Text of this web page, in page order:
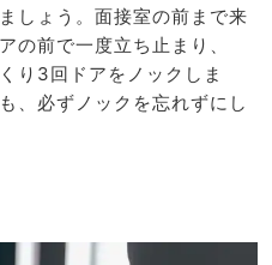
しょう。面接室の前まで来
の前で一度立ち止まり、
り3回ドアをノックしま
、必ずノックを忘れずにし